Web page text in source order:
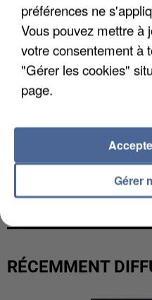
LES DONNÉES DE 300
RÉCEMMENT
préférences ne
Vous pouvez mettre à
votre consentement à
"Gérer les cookies"
page.
Gérer